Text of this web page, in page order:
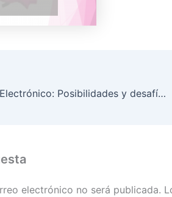
Memoria del Foro Voto Electrónico: Posibilidades y desafíos para su instrumentación en México
electrónico no será publicada.